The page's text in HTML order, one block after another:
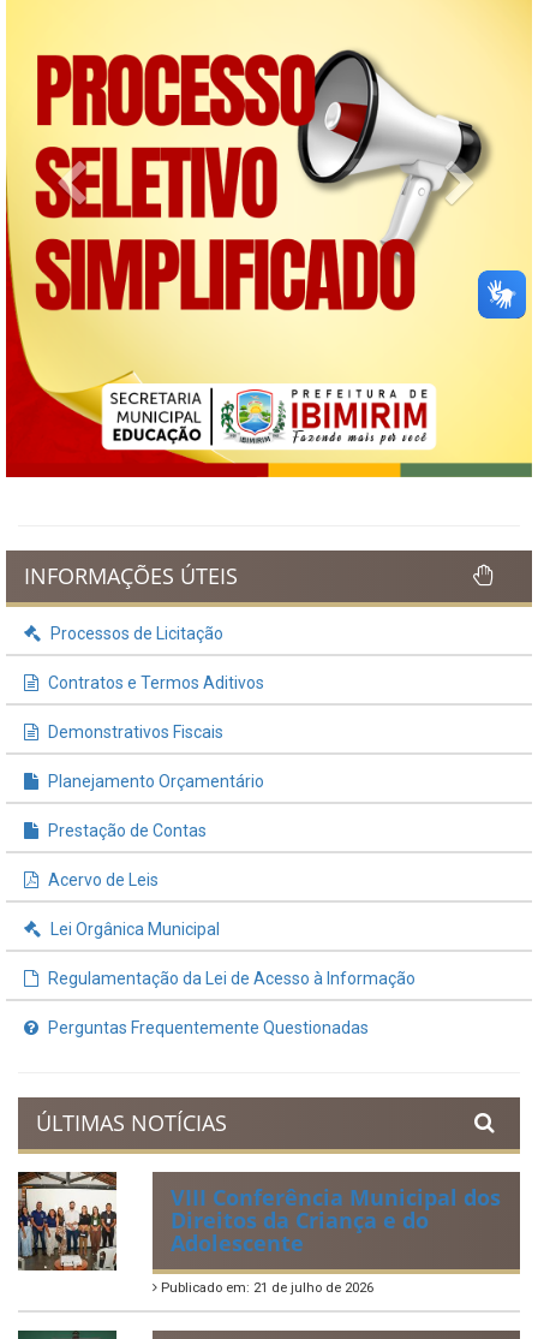
Previous Next
INFORMAÇÕES ÚTEIS
Processos de Licitação
Contratos e Termos Aditivos
Demonstrativos Fiscais
Planejamento Orçamentário
Prestação de Contas
Acervo de Leis
Lei Orgânica Municipal
Regulamentação da Lei de Acesso à Informação
Perguntas Frequentemente Questionadas
ÚLTIMAS NOTÍCIAS
VIII Conferência Municipal dos
Direitos da Criança e do
Adolescente
Publicado em: 21 de julho de 2026